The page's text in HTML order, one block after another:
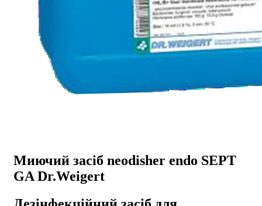
Миючий засіб neodisher endo SEPT
GA Dr.Weigert